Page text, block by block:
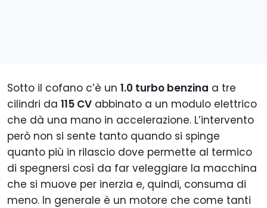
Sotto il cofano c’è un 1.0 turbo benzina a tre
cilindri da 115 CV abbinato a un modulo elettrico
che dà una mano in accelerazione. L’intervento
però non si sente tanto quando si spinge
quanto più in rilascio dove permette al termico
di spegnersi così da far veleggiare la macchina
che si muove per inerzia e, quindi, consuma di
meno. In generale è un motore che come tanti